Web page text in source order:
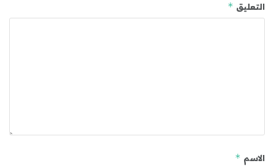
التعليق *
الاسم *